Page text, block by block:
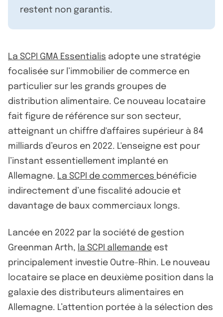
restent non garantis.
La SCPI GMA Essentialis adopte une stratégie
focalisée sur l’immobilier de commerce en
particulier sur les grands groupes de
distribution alimentaire. Ce nouveau locataire
fait figure de référence sur son secteur,
atteignant un chiffre d'affaires supérieur à 84
milliards d’euros en 2022. L'enseigne est pour
l’instant essentiellement implanté en
Allemagne. La SCPI de commerces bénéficie
indirectement d’une fiscalité adoucie et
davantage de baux commerciaux longs.
Lancée en 2022 par la société de gestion
Greenman Arth, la SCPI allemande est
principalement investie Outre-Rhin. Le nouveau
locataire se place en deuxième position dans la
galaxie des distributeurs alimentaires en
Allemagne. L’attention portée à la sélection des